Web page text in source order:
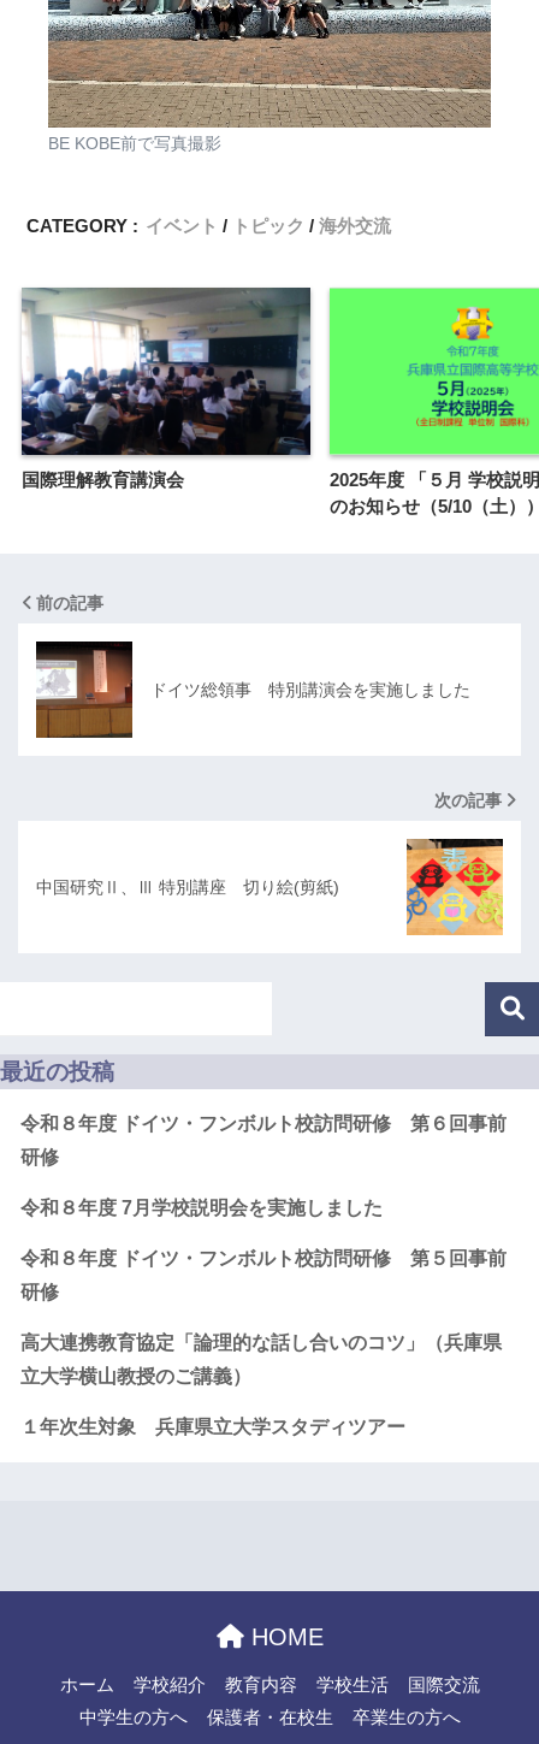
BE KOBE前で写真撮影
CATEGORY : イベント トピック 海外交流
国際理解教育講演会
2025年度 「５月 学校説
のお知らせ（5/10（土）
前の記事
ドイツ総領事 特別講演会を実施しました
次の記事
中国研究Ⅱ、Ⅲ 特別講座 切り絵(剪紙)
最近の投稿
令和８年度 ドイツ・フンボルト校訪問研修 第６回事前
研修
令和８年度 7月学校説明会を実施しました
令和８年度 ドイツ・フンボルト校訪問研修 第５回事前
研修
高大連携教育協定「論理的な話し合いのコツ」（兵庫県
立大学横山教授のご講義）
１年次生対象 兵庫県立大学スタディツアー
HOME
ホーム 学校紹介 教育内容 学校生活
国際交流
中学生の方へ
保護者・在校生 卒業生の方へ